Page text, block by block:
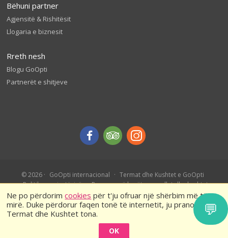
Ne po përdorimcookies për t'ju ofruar një shërbim më të
mirë. Duke përdorur faqen tonë të internetit, ju pranoni
Termat dhe Kushtet tona.
OK
Bëhuni partner
Agjensitë & Rishitësit
Llogaria e biznesit
Rreth nesh
Blogu GoOpti
Partnerët e shitjeve
© 2026 GoOpti internacional
Termat dhe Kushtet e GoOpti
Politika e privatësisë
Rezervo më herët – rregullat dhe kushtet
💬